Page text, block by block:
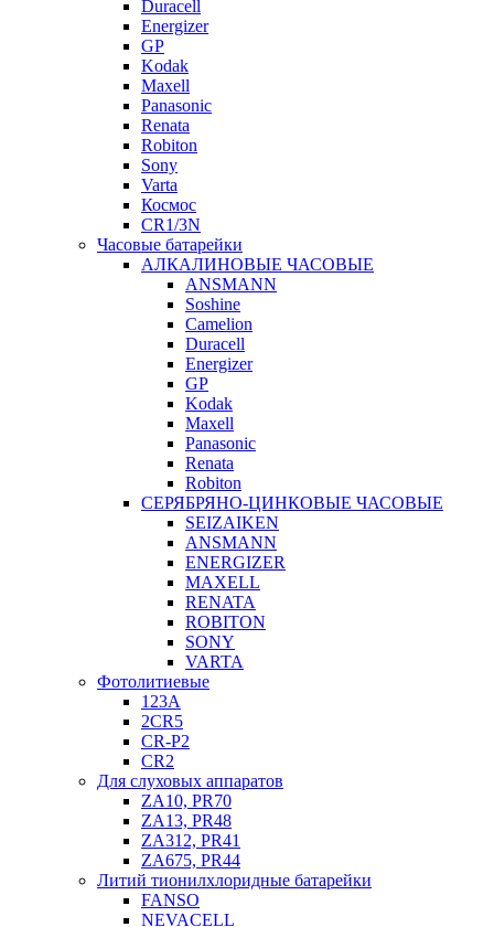
Duracell
Energizer
GP
Kodak
Maxell
Panasonic
Renata
Robiton
Sony
Varta
Космос
CR1/3N
Часовые батарейки
АЛКАЛИНОВЫЕ ЧАСОВЫЕ
ANSMANN
Soshine
Camelion
Duracell
Energizer
GP
Kodak
Maxell
Panasonic
Renata
Robiton
СЕРЯБРЯНО-ЦИНКОВЫЕ ЧАСОВЫЕ
SEIZAIKEN
ANSMANN
ENERGIZER
MAXELL
RENATA
ROBITON
SONY
VARTA
Фотолитиевые
123A
2CR5
CR-P2
CR2
Для слуховых аппаратов
ZA10, PR70
ZA13, PR48
ZA312, PR41
ZA675, PR44
Литий тионилхлоридные батарейки
FANSO
NEVACELL